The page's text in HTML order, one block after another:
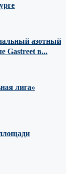
азотный
Gastreet в...
лига»